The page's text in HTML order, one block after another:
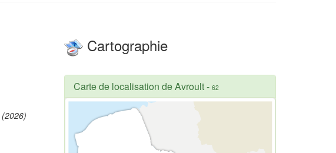
(2026)
Cartographie
Carte de localisation de Avroult- 62